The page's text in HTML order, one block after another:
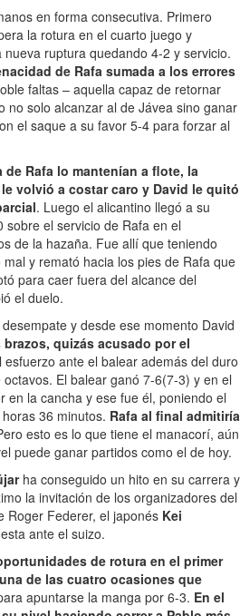
en forma consecutiva. Primero
la rotura en el cuarto juego y
ruptura quedando 4-2 y servicio.
de Rafa sumada a los errores
faltas – aquella capaz de retornar
no solo alcanzar al de Jávea sino ganar
el saque a su favor 5-4 para forzar al
Rafa lo mantenían a flote, la
volvió a costar caro y David le quitó
. Luego el alicantino llegó a su
el servicio de Rafa en el
de la hazaña. Fue allí que teniendo
y remató hacia los pies de Rafa que
para caer fuera del alcance del
el duelo.
y desde ese momento David
brazos, quizás acusado por el
ante el balear además del duro
El balear ganó 7-6(7-3) y en el
en la cancha y ese fue él, poniendo el
36 minutos. Rafa al final admitiría
esto es lo que tiene el manacorí, aún
puede ganar partidos como el de hoy.
ha conseguido un hito en su carrera y
la invitación de los organizadores del
Roger Federer, el japonés Kei
ante el suizo.
de rotura en el primer
de las cuatro ocasiones que
apuntarse la manga por 6-3. En el